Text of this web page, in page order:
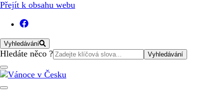
Přejít k obsahu webu
Vyhledávání
Vyhledat:
Hledáte něco ?